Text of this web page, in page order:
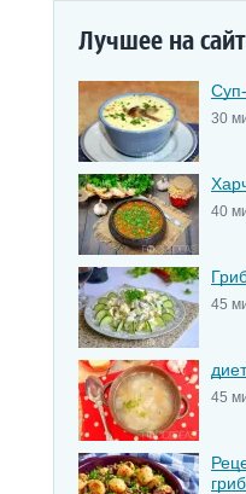
Лучшее на
30
40
45
45